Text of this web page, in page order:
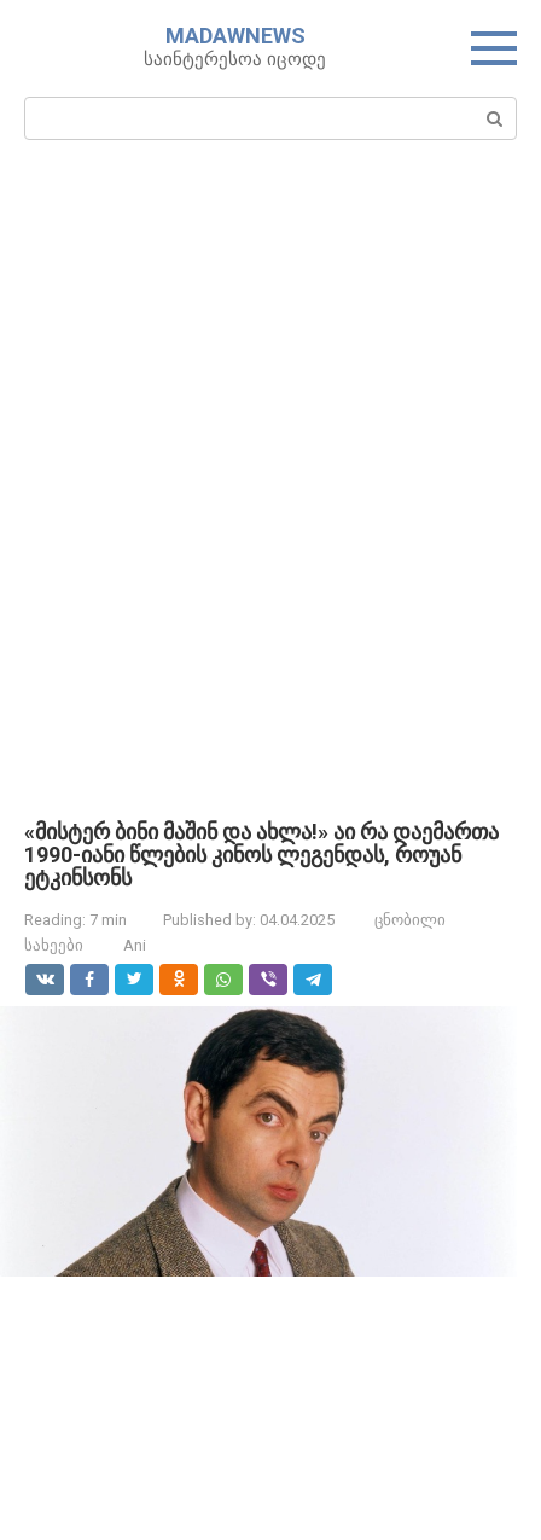
MADAWNEWS
საინტერესოა იცოდე
Search:
«მისტერ ბინი მაშინ და ახლა!» აი რა დაემართა
1990-იანი წლების კინოს ლეგენდას, როუან
ეტკინსონს
Reading: 7 min Published by: 04.04.2025
ცნობილი
სახეები
Ani